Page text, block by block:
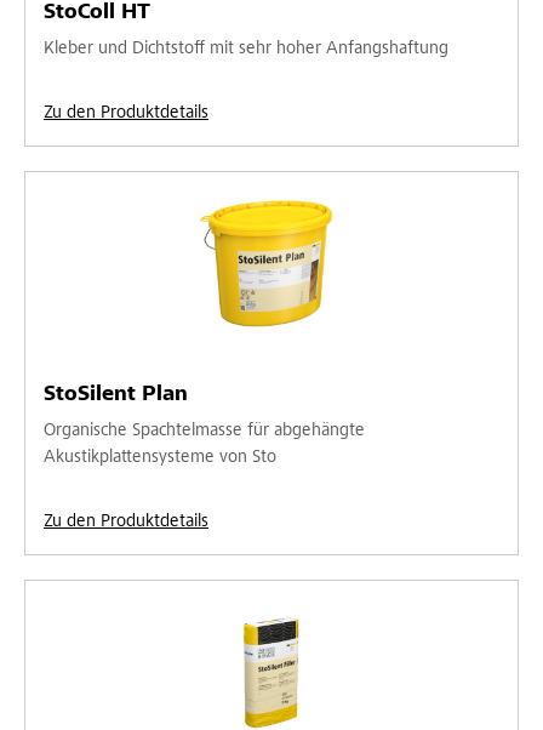
StoColl HT
Kleber und Dichtstoff mit sehr hoher Anfangshaftung
Zu den Produktdetails
StoSilent Plan
Organische Spachtelmasse für abgehängte
Akustikplattensysteme von Sto
Zu den Produktdetails